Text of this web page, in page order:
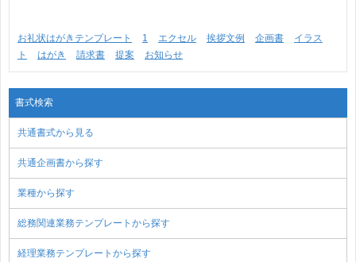
お礼状はがきテンプレート 1 エクセル 挨拶文例 企画書
イラス
ト
はがき 請求書 提案 お知らせ
書式検索
共通書式から見る
共通企画書から探す
業種から探す
総務関連業務テンプレートから探す
経理業務テンプレートから探す